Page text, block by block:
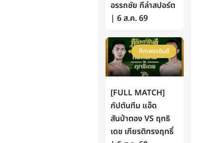
อรรถชัย กีล่าสปอร์ต
| 6 ส.ค. 69
ศึกเพชรยินดี
[FULL MATCH]
กัปตันทีม แอ๊ด
สันป่าตอง VS ฤทธิ
เดช เกียรติทรงฤทธิ์